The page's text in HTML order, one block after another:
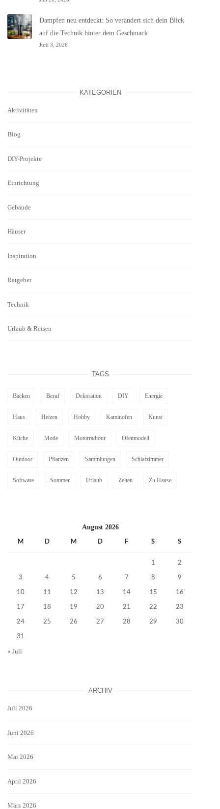
Dampfen neu entdeckt: So verändert sich dein Blick
auf die Technik hinter dem Geschmack
Juni 3, 2026
KATEGORIEN
Aktivitäten
Blog
DIY-Projekte
Einrichtung
Gebäude
Häuser
Inspiration
Ratgeber
Technik
Urlaub & Reisen
TAGS
Backen Beruf Dekoration DIY Energie
Haus Heizen Hobby Kaminofen Kunst
Küche Mode Motorradtour Ofenmodell
Outdoor Pflanzen Sammlungen Schlafzimmer
Software Sommer Urlaub Zelten Zu Hause
August 2026
M D M D F S S
1 2
3 4 5 6 7 8 9
10 11 12 13 14 15 16
17 18 19 20 21 22 23
24 25 26 27 28 29 30
31
« Juli
ARCHIV
Juli 2026
Juni 2026
Mai 2026
April 2026
März 2026